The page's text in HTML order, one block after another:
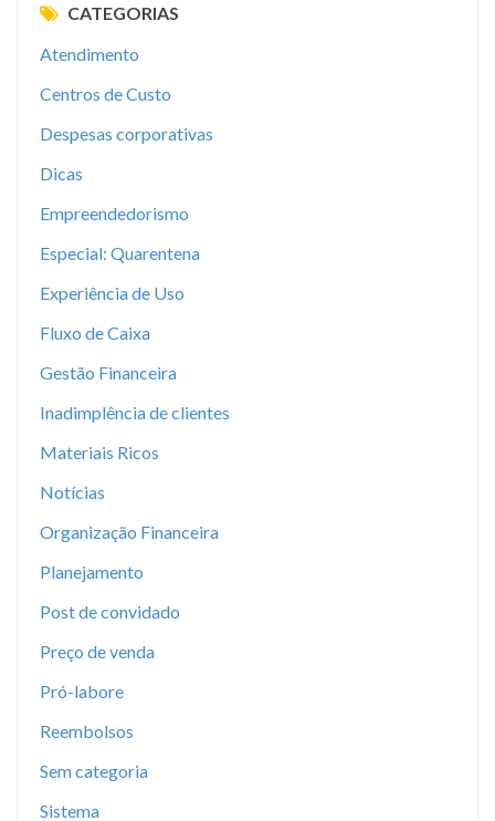
CATEGORIAS
Atendimento
Centros de Custo
Despesas corporativas
Dicas
Empreendedorismo
Especial: Quarentena
Experiência de Uso
Fluxo de Caixa
Gestão Financeira
Inadimplência de clientes
Materiais Ricos
Notícias
Organização Financeira
Planejamento
Post de convidado
Preço de venda
Pró-labore
Reembolsos
Sem categoria
Sistema